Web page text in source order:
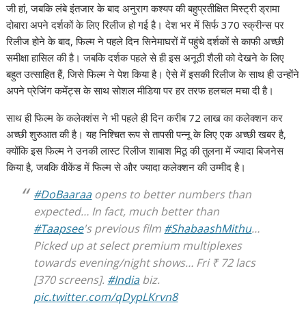
जी हां, जबकि लंबे इंतजार के बाद अनुराग कश्यप की बहुप्रतीक्षित मिस्ट्री ड्रामा
दोबारा अपने दर्शकों के लिए रिलीज हो गई है। देश भर में सिर्फ 370 स्क्रीन्स पर
रिलीज होने के बाद, फिल्म ने पहले दिन सिनेमाघरों में पहुंचे दर्शकों से काफी अच्छी
समीक्षा हासिल की है। जबकि दर्शक पहले से ही इस अनूठी शैली को देखने के लिए
बहुत उत्साहित हैं, जिसे फिल्म ने पेश किया है। ऐसे में इसकी रिलीज के साथ ही उन्होंने
अपने प्रेजिंग कमेंट्स के साथ सोशल मीडिया पर हर तरफ हलचल मचा दी है।
साथ ही फिल्म के कलेक्शंस ने भी पहले ही दिन करीब 72 लाख का कलेक्शन कर
अच्छी शुरुआत की है। यह निश्चित रूप से तापसी पन्नू के लिए एक अच्छी खबर है,
क्योंकि इस फिल्म ने उनकी लास्ट रिलीज शाबाश मिठू की तुलना में ज्यादा बिजनेस
किया है, जबकि वीकेंड में फिल्म से और ज्यादा कलेक्शन की उम्मीद है।
#DoBaaraaopens to better numbers than
expected… In fact, much better than
#Taapsee's previous film #ShabaashMithu…
Picked up at select premium multiplexes
towards evening/night shows… Fri ₹ 72 lacs
[370 screens]. #Indiabiz.
pic.twitter.com/qDypLKrvn8